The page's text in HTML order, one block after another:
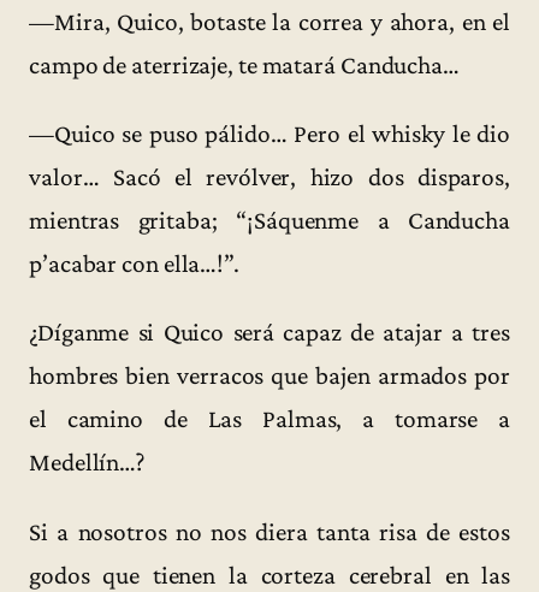
—Mira, Quico, botaste la correa y ahora, en el
campo de aterrizaje, te matará Canducha…
—Quico se puso pálido… Pero el whisky le dio
valor… Sacó el revólver, hizo dos disparos,
mientras gritaba; “¡Sáquenme a Canducha
p’acabar con ella…!”.
¿Díganme si Quico será capaz de atajar a tres
hombres bien verracos que bajen armados por
el camino de Las Palmas, a tomarse a
Medellín…?
Si a nosotros no nos diera tanta risa de estos
godos que tienen la corteza cerebral en las